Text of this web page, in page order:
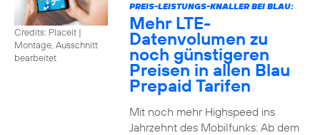
Credits: Placeit |
Montage, Ausschnitt
bearbeitet
PREIS-LEISTUNGS-KNALLER BEI BLAU:
Mehr LTE-
Datenvolumen zu
noch günstigeren
Preisen in allen Blau
Prepaid Tarifen
Mit noch mehr Highspeed ins
Jahrzehnt des Mobilfunks: Ab dem